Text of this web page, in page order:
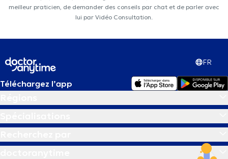
meilleur praticien, de demander des conseils par chat et de parler avec
lui par Vidéo Consultation.
FR
Téléchargez l’app